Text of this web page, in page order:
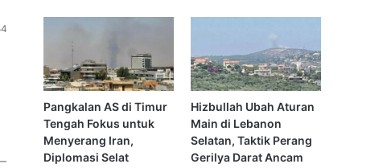
Pangkalan AS di Timur
Tengah Fokus untuk
Menyerang Iran,
Diplomasi Selat
Hizbullah Ubah Aturan
Main di Lebanon
Selatan, Taktik Perang
Gerilya Darat Ancam